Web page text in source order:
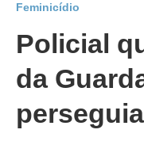
Feminicídio
Policial
da